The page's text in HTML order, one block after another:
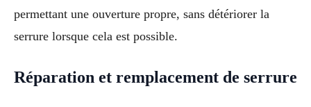
permettant une ouverture propre, sans détériorer la
serrure lorsque cela est possible.
Réparation et remplacement de serrure